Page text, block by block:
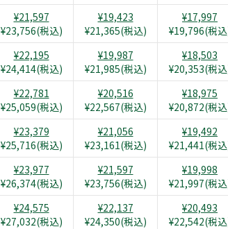
¥21,597
¥23,756(税込)
¥19,423
¥21,365(税込)
¥17,997
¥19,796(税
¥22,195
¥24,414(税込)
¥19,987
¥21,985(税込)
¥18,503
¥20,353(税
¥22,781
¥25,059(税込)
¥20,516
¥22,567(税込)
¥18,975
¥20,872(税
¥23,379
¥25,716(税込)
¥21,056
¥23,161(税込)
¥19,492
¥21,441(税
¥23,977
¥26,374(税込)
¥21,597
¥23,756(税込)
¥19,998
¥21,997(税
¥24,575
¥27,032(税込)
¥22,137
¥24,350(税込)
¥20,493
¥22,542(税